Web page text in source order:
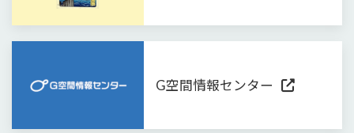
G空間情報センター